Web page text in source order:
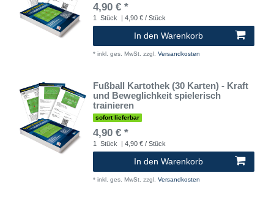
4,90 € *
1 Stück | 4,90 € / Stück
In den Warenkorb
* inkl. ges. MwSt. zzgl. Versandkosten
Fußball Kartothek (30 Karten) - Kraft
und Beweglichkeit spielerisch
trainieren
sofort lieferbar
4,90 € *
1 Stück | 4,90 € / Stück
In den Warenkorb
* inkl. ges. MwSt. zzgl. Versandkosten